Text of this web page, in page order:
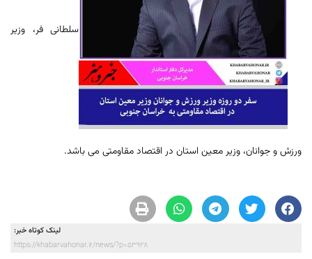
سلطانی فر، وزیر
ورزش و جوانان، وزیر معین استان در اقتصاد مقاومتی می باشد.
لینک کوتاه خبر:
https://khabarvahonar.ir/news/?p=53928